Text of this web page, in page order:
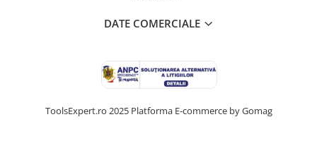
DATE COMERCIALE
ToolsExpert.ro 2025 Platforma E-commerce by Gomag